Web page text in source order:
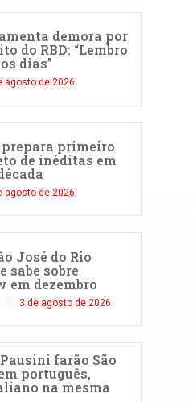
demora por
do RBD: “Lembro
dias”
agosto de 2026
primeiro
de inéditas em
agosto de 2026
José do Rio
sabe sobre
em dezembro
3 de agosto de 2026
farão São
português,
na mesma